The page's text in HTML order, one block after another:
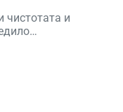
чистотата и